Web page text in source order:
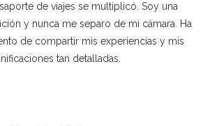
de viajes se multiplicó. Soy una
y nunca me separo de mi cámara. Ha
de compartir mis experiencias y mis
tan detalladas.